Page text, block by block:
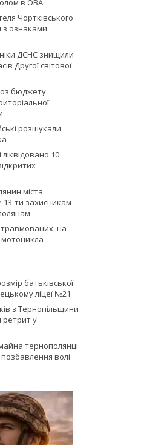
в ОВА
Чортківського
з ознаками
ДСНС знищили
Другої світової
бюджету
розшукали
10
міста
ти захисникам
на
мотоцикла
батьківської
ліцеї №21
з Тернопільщини
у
тернополянці
волі